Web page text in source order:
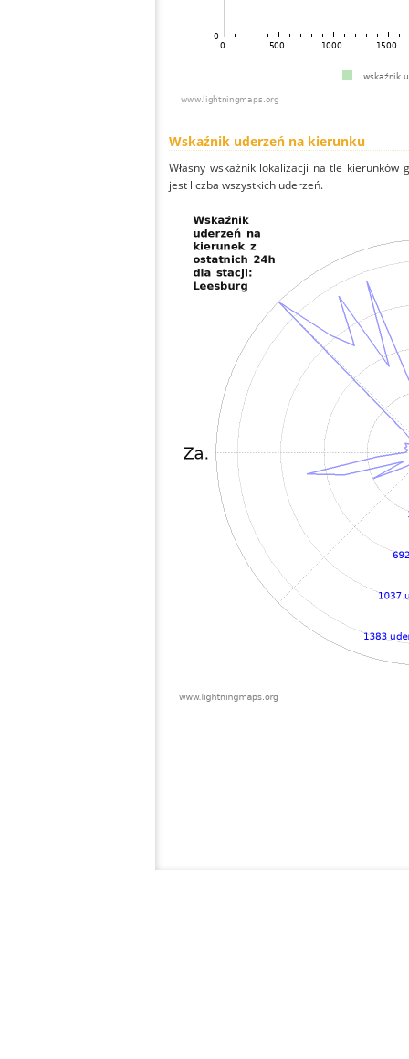
Wskaźnik uderzeń na kierunku
Własny wskaźnik lokalizacji na tle
jest liczba wszystkich uderzeń.